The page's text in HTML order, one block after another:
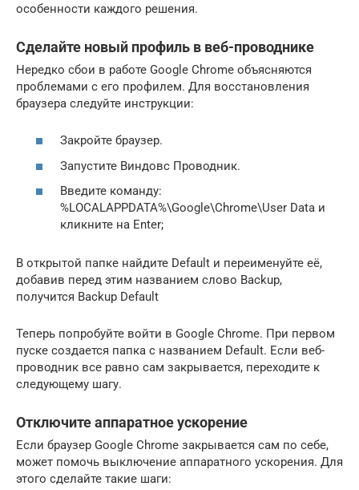
особенности каждого решения.
Сделайте новый профиль в веб-проводнике
Нередко сбои в работе Google Chrome объясняются
проблемами с его профилем. Для восстановления
браузера следуйте инструкции:
Закройте браузер.
Запустите Виндовс Проводник.
Введите команду:
%LOCALAPPDATA%\Google\Chrome\User Data и
кликните на Enter;
В открытой папке найдите Default и переименуйте её,
добавив перед этим названием слово Backup,
получится Backup Default
Теперь попробуйте войти в Google Chrome. При первом
пуске создается папка с названием Default. Если веб-
проводник все равно сам закрывается, переходите к
следующему шагу.
Отключите аппаратное ускорение
Если браузер Google Chrome закрывается сам по себе,
может помочь выключение аппаратного ускорения. Для
этого сделайте такие шаги: